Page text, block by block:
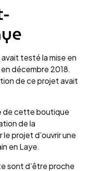
testé la mise en
décembre 2018.
de ce projet avait
de cette boutique
de la
projet d’ouvrir une
en Laye.
sont d’être proche